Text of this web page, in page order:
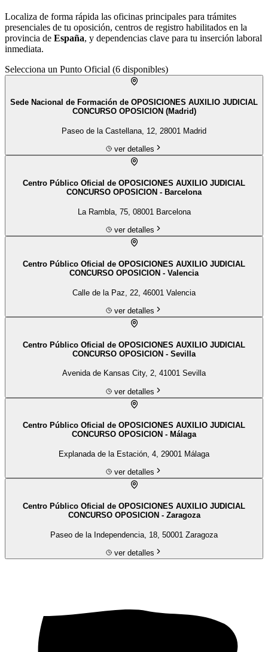
Localiza de forma rápida las oficinas principales para trámites
presenciales de tu oposición, centros de registro habilitados en la
provincia de España, y dependencias clave para tu inserción laboral
inmediata.
Selecciona un Punto Oficial (6 disponibles)
Sede Nacional de Formación de OPOSICIONES AUXILIO JUDICIAL
CONCURSO OPOSICION (Madrid)
Paseo de la Castellana, 12, 28001 Madrid
ver detalles
Centro Público Oficial de OPOSICIONES AUXILIO JUDICIAL
CONCURSO OPOSICION - Barcelona
La Rambla, 75, 08001 Barcelona
ver detalles
Centro Público Oficial de OPOSICIONES AUXILIO JUDICIAL
CONCURSO OPOSICION - Valencia
Calle de la Paz, 22, 46001 Valencia
ver detalles
Centro Público Oficial de OPOSICIONES AUXILIO JUDICIAL
CONCURSO OPOSICION - Sevilla
Avenida de Kansas City, 2, 41001 Sevilla
ver detalles
Centro Público Oficial de OPOSICIONES AUXILIO JUDICIAL
CONCURSO OPOSICION - Málaga
Explanada de la Estación, 4, 29001 Málaga
ver detalles
Centro Público Oficial de OPOSICIONES AUXILIO JUDICIAL
CONCURSO OPOSICION - Zaragoza
Paseo de la Independencia, 18, 50001 Zaragoza
ver detalles